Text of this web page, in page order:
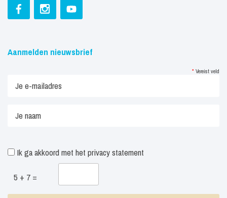
Aanmelden nieuwsbrief
* Vereist veld
Ik ga akkoord met het privacy statement
5 + 7 =